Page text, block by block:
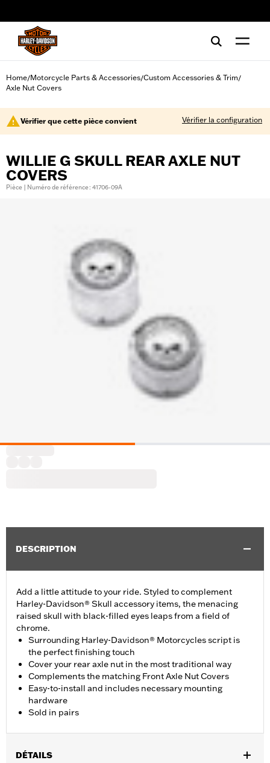
Home/Motorcycle Parts & Accessories/Custom Accessories & Trim/
Axle Nut Covers
Vérifier que cette pièce convient Vérifier la configuration
WILLIE G SKULL REAR AXLE NUT
COVERS
Pièce | Numéro de référence : 41706-09A
DESCRIPTION
Add a little attitude to your ride. Styled to complement
Harley-Davidson® Skull accessory items, the menacing
raised skull with black-filled eyes leaps from a field of
chrome.
Surrounding Harley-Davidson® Motorcycles script is
the perfect finishing touch
Cover your rear axle nut in the most traditional way
Complements the matching Front Axle Nut Covers
Easy-to-install and includes necessary mounting
hardware
Sold in pairs
DÉTAILS